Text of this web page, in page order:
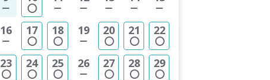
16 17 18 19 20 21 22
23 24 25 26 27 28 29